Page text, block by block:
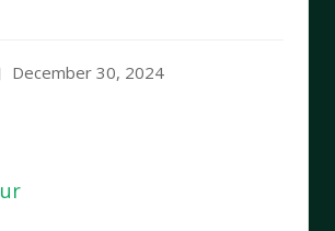
December 30, 2024